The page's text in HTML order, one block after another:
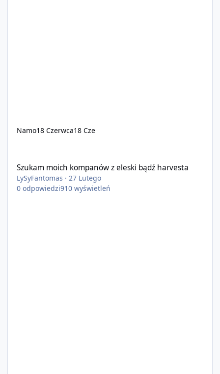
Namo18 Czerwca18 Cze
Szukam moich kompanów z eleski bądź harvesta
LySyFantomas ·27 Lutego
0 odpowiedzi910 wyświetleń